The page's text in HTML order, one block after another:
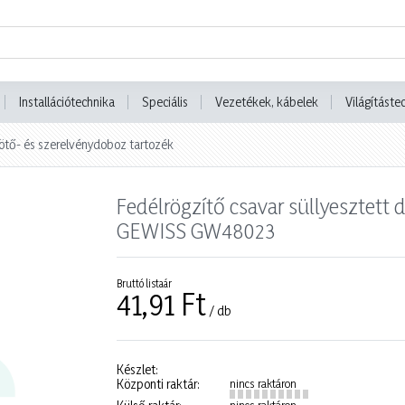
Installációtechnika Speciális Vezetékek, kábelek
és szerelvénydoboz tartozék
Fedélrögzítő csavar süllyesztett
GEWISS GW48023
Bruttó listaár
41,91 Ft / db
Készlet:
Központi raktár:
nincs raktáron